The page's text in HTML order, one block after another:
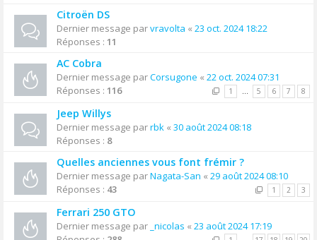
Citroën DS
Dernier message parvravolta « 23 oct. 2024 18:22
Réponses : 11
AC Cobra
Dernier message parCorsugone « 22 oct. 2024 07:31
Réponses : 116 1 … 5 6 7 8
Jeep Willys
Dernier message parrbk « 30 août 2024 08:18
Réponses : 8
Quelles anciennes vous font frémir ?
Dernier message parNagata-San « 29 août 2024 08:10
Réponses : 43 1 2 3
Ferrari 250 GTO
Dernier message par _nicolas « 23 août 2024 17:19